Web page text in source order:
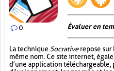
0 Évaluer en
La technique Socrativerepose sur
même nom. Ce site internet,
d’une application téléchargeable,